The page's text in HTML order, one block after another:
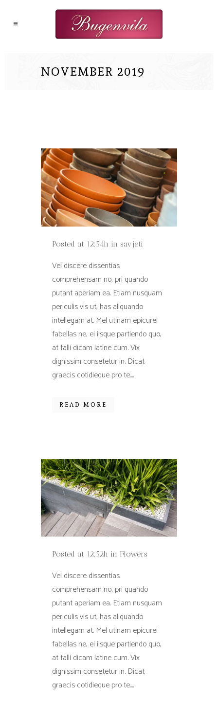
NOVEMBER 2019
Posted at 12:54h in savjeti
Vel discere dissentias
comprehensam no, pri quando
putant aperiam ea. Etiam nusquam
periculis vis ut, has aliquando
intellegam at. Mel utinam epicurei
fabellas ne, ei iisque partiendo quo,
at falli dicam latine cum. Vix
dignissim consetetur in. Dicat
graecis cotidieque pro te....
READ MORE
Posted at 12:52h in Flowers
Vel discere dissentias
comprehensam no, pri quando
putant aperiam ea. Etiam nusquam
periculis vis ut, has aliquando
intellegam at. Mel utinam epicurei
fabellas ne, ei iisque partiendo quo,
at falli dicam latine cum. Vix
dignissim consetetur in. Dicat
graecis cotidieque pro te....